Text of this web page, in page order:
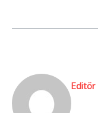
Editör